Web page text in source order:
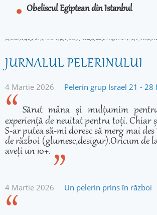
Obeliscul Egiptean din Istanbul
JURNALUL PELERINULUI
4 Martie 2026 Pelerin grup Israel 21 -
Sărut mâna și mulțumim
experiență de neuitat pentru toți. Chiar
S-ar putea să-mi doresc să merg mai
de război (glumesc,desigur).Oricum de
aveți un 10+.
4 Martie 2026 Un pelerin prins în război